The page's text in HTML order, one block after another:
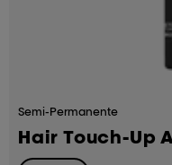
Semi-Permanente
Hair Touch-Up